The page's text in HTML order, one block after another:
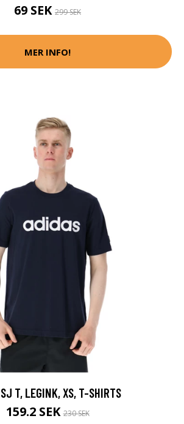
69 SEK 299 SEK
MER INFO!
T, LEGINK, XS, T-SHIRTS
159.2 SEK230 SEK